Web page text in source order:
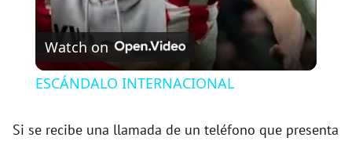
V
i
d
Watch on
ESCÁNDALO INTERNACIONAL
Si se recibe una llamada de un teléfono que presenta